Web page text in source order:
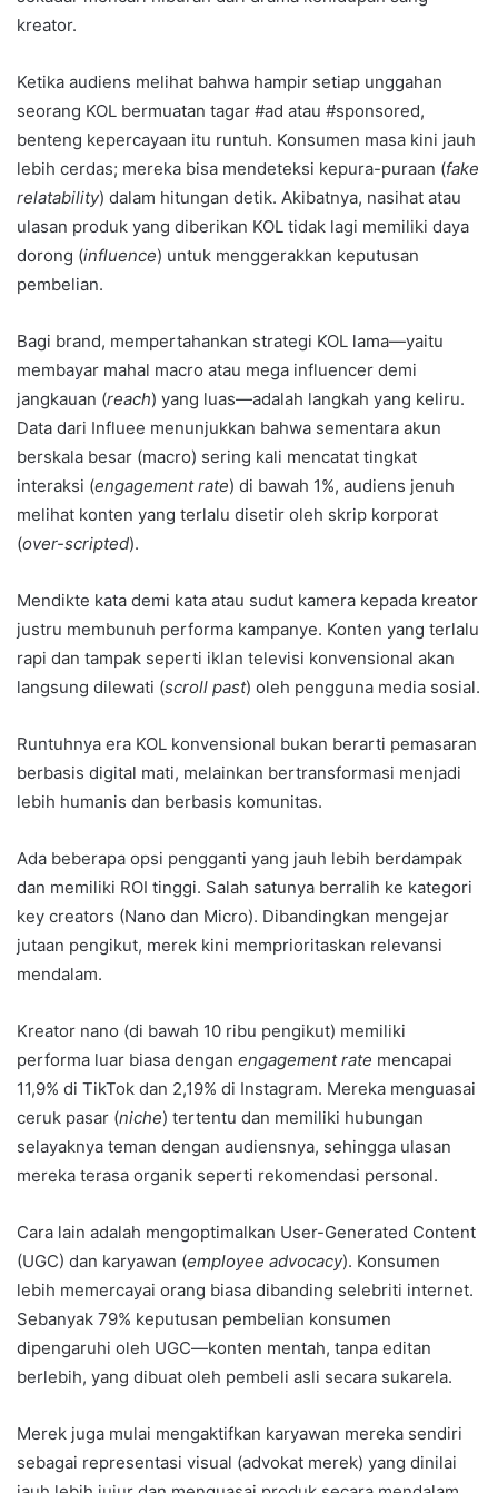
kreator.
Ketika audiens melihat bahwa hampir setiap unggahan
seorang KOL bermuatan tagar #ad atau #sponsored,
benteng kepercayaan itu runtuh. Konsumen masa kini jauh
lebih cerdas; mereka bisa mendeteksi kepura-puraan (fake
relatability) dalam hitungan detik. Akibatnya, nasihat atau
ulasan produk yang diberikan KOL tidak lagi memiliki daya
dorong (influence) untuk menggerakkan keputusan
pembelian.
Bagi brand, mempertahankan strategi KOL lama—yaitu
membayar mahal macro atau mega influencer demi
jangkauan (reach) yang luas—adalah langkah yang keliru.
Data dari Influee menunjukkan bahwa sementara akun
berskala besar (macro) sering kali mencatat tingkat
interaksi (engagement rate) di bawah 1%, audiens jenuh
melihat konten yang terlalu disetir oleh skrip korporat
(over-scripted).
Mendikte kata demi kata atau sudut kamera kepada kreator
justru membunuh performa kampanye. Konten yang terlalu
rapi dan tampak seperti iklan televisi konvensional akan
langsung dilewati (scroll past) oleh pengguna media sosial.
Runtuhnya era KOL konvensional bukan berarti pemasaran
berbasis digital mati, melainkan bertransformasi menjadi
lebih humanis dan berbasis komunitas.
Ada beberapa opsi pengganti yang jauh lebih berdampak
dan memiliki ROI tinggi. Salah satunya berralih ke kategori
key creators (Nano dan Micro). Dibandingkan mengejar
jutaan pengikut, merek kini memprioritaskan relevansi
mendalam.
Kreator nano (di bawah 10 ribu pengikut) memiliki
performa luar biasa dengan engagement rate mencapai
11,9% di TikTok dan 2,19% di Instagram. Mereka menguasai
ceruk pasar (niche) tertentu dan memiliki hubungan
selayaknya teman dengan audiensnya, sehingga ulasan
mereka terasa organik seperti rekomendasi personal.
Cara lain adalah mengoptimalkan User-Generated Content
(UGC) dan karyawan (employee advocacy). Konsumen
lebih memercayai orang biasa dibanding selebriti internet.
Sebanyak 79% keputusan pembelian konsumen
dipengaruhi oleh UGC—konten mentah, tanpa editan
berlebih, yang dibuat oleh pembeli asli secara sukarela.
Merek juga mulai mengaktifkan karyawan mereka sendiri
sebagai representasi visual (advokat merek) yang dinilai